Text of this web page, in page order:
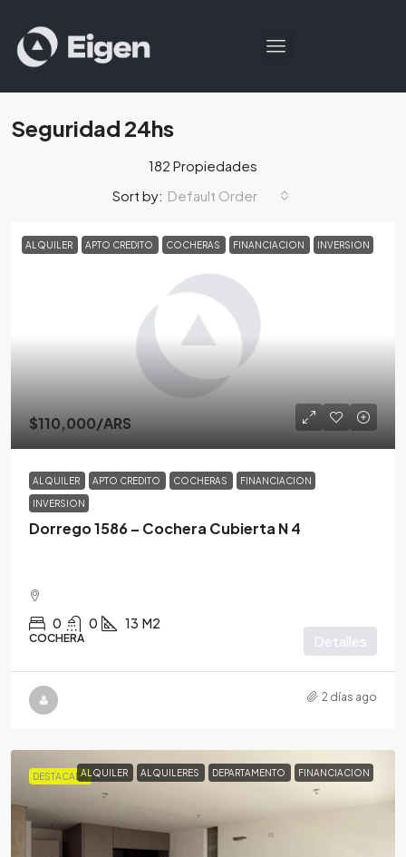
Seguridad 24hs
182 Propiedades
Sort by: Default Order
ALQUILER APTO CREDITO COCHERAS FINANCIACION INVERSION
$110,000/ARS
ALQUILER APTO CREDITO COCHERAS FINANCIACION
INVERSION
Dorrego 1586 – Cochera Cubierta N 4
0 0 13 M2
COCHERA Detalles
2 días ago
DESTACADAALQUILER ALQUILERES DEPARTAMENTO FINANCIACION